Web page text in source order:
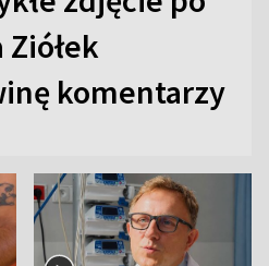
Ziółek
komentarzy